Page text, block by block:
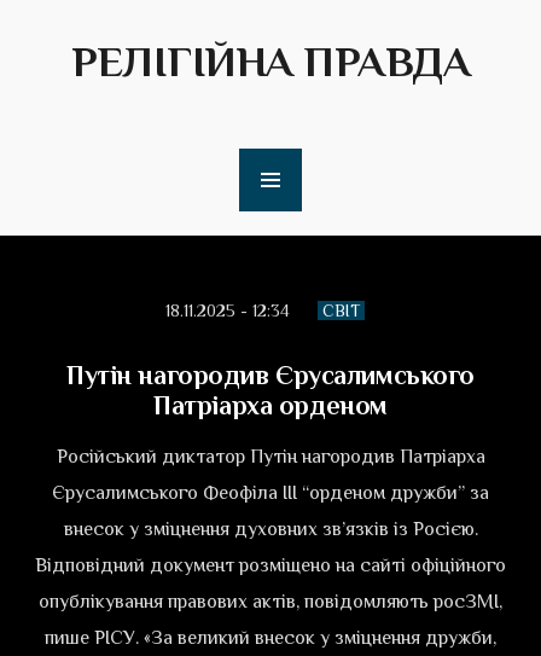
РЕЛІГІЙНА ПРАВДА
18.11.2025 - 12:34 СВІТ
Путін нагородив Єрусалимського
Патріарха орденом
Російський диктатор Путін нагородив Патріарха
Єрусалимського Феофіла III “орденом дружби” за
внесок у зміцнення духовних зв’язків із Росією.
Відповідний документ розміщено на сайті офіційного
опублікування правових актів, повідомляють росЗМІ,
пише РІСУ. «За великий внесок у зміцнення дружби,